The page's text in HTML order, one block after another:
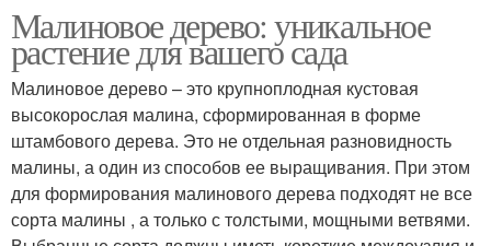
Малиновое дерево: уникальное
растение для вашего сада
Малиновое дерево – это крупноплодная кустовая
высокорослая малина, сформированная в форме
штамбового дерева. Это не отдельная разновидность
малины, а один из способов ее выращивания. При этом
для формирования малинового дерева подходят не все
сорта малины , а только с толстыми, мощными ветвями.